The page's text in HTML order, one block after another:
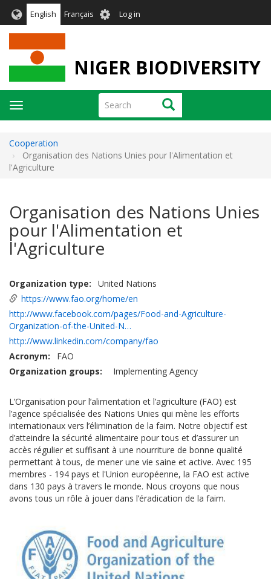
English Français User
account
Log in
NIGER BIODIVERSITY
Search Search
Toggle
navigation
Cooperation
Organisation des Nations Unies pour l'Alimentation et
l'Agriculture
Organisation des Nations Unies
pour l'Alimentation et
l'Agriculture
Organization type
United Nations
https://www.fao.org/home/en
http://www.facebook.com/pages/Food-and-Agriculture-
Organization-of-the-United-N…
http://www.linkedin.com/company/fao
Acronym
FAO
Organization groups
Implementing Agency
L’Organisation pour l’alimentation et l’agriculture (FAO) est
l’agence spécialisée des Nations Unies qui mène les efforts
internationaux vers l’élimination de la faim. Notre objectif est
d’atteindre la sécurité alimentaire pour tous et d’assurer un
accès régulier et suffisant à une nourriture de bonne qualité
permettant à tous, de mener une vie saine et active. Avec 195
membres - 194 pays et l'Union européenne, la FAO est active
dans 130 pays à travers le monde. Nous croyons que nous
avons tous un rôle à jouer dans l’éradication de la faim.